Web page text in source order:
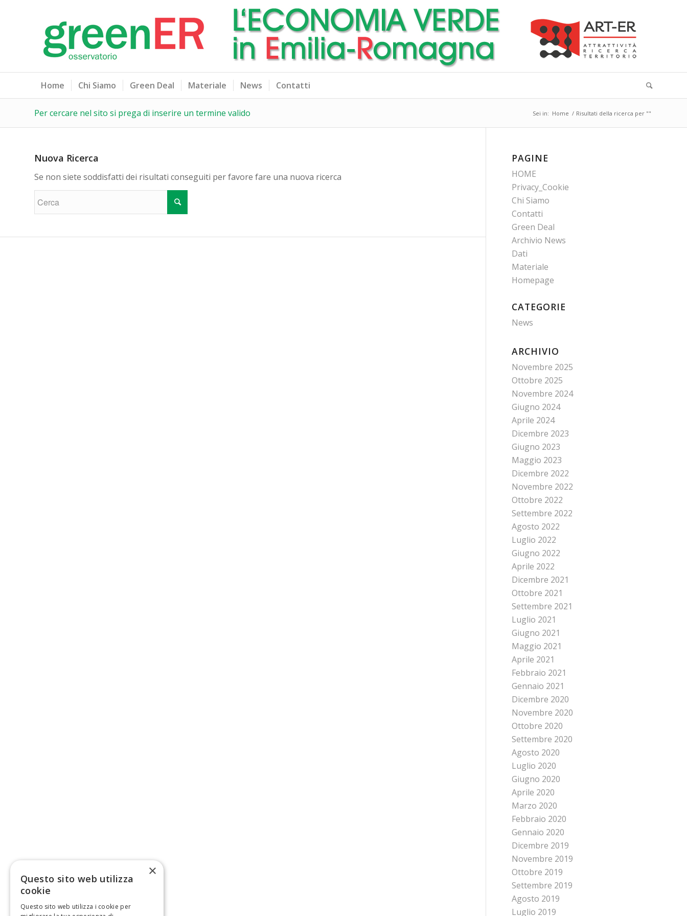
Home Chi Siamo Green Deal Materiale News Contatti
Per cercare nel sito si prega di inserire un termine valido Sei in: Home / Risultati della ricerca per ""
Nuova Ricerca
Se non siete soddisfatti dei risultati conseguiti per favore fare una nuova ricerca
PAGINE
HOME
Privacy_Cookie
Chi Siamo
Contatti
Green Deal
Archivio News
Dati
Materiale
Homepage
CATEGORIE
News
ARCHIVIO
Novembre 2025
Ottobre 2025
Novembre 2024
Giugno 2024
Aprile 2024
Dicembre 2023
Giugno 2023
Maggio 2023
Dicembre 2022
Novembre 2022
Ottobre 2022
Settembre 2022
Agosto 2022
Luglio 2022
Giugno 2022
Aprile 2022
Dicembre 2021
Ottobre 2021
Settembre 2021
Luglio 2021
Giugno 2021
Maggio 2021
Aprile 2021
Febbraio 2021
Gennaio 2021
Dicembre 2020
Novembre 2020
Ottobre 2020
Settembre 2020
Agosto 2020
Luglio 2020
Giugno 2020
Aprile 2020
Marzo 2020
Febbraio 2020
Gennaio 2020
Dicembre 2019
Novembre 2019
Ottobre 2019
Settembre 2019
Agosto 2019
Luglio 2019
×
Questo sito web utilizza
cookie
Questo sito web utilizza i cookie per